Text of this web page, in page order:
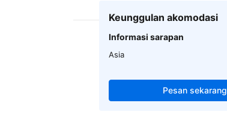
Keunggulan akomodasi
Informasi sarapan
Asia
Pesan sekarang